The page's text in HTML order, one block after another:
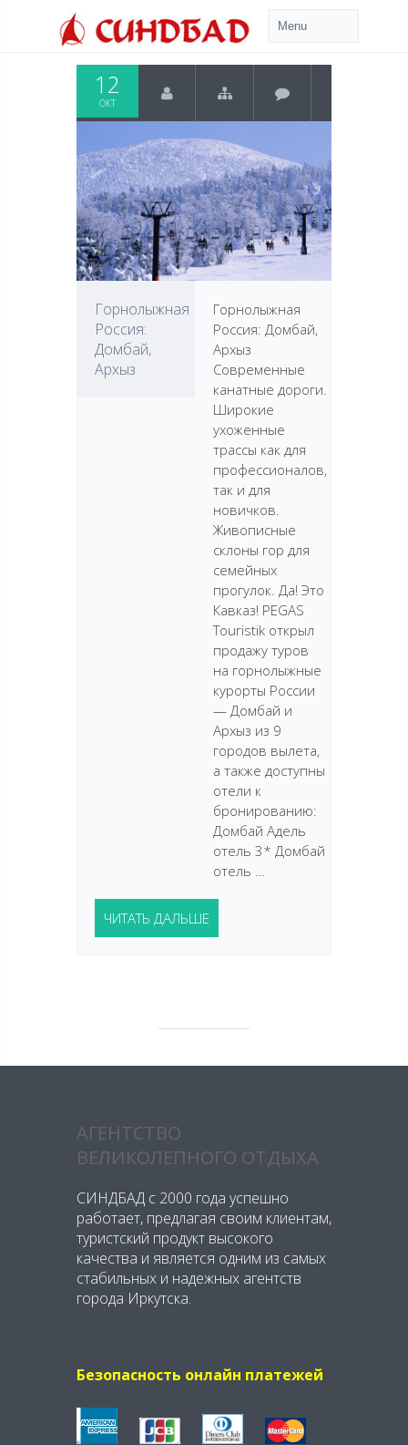
12
ОКТ
Горнолыжная
Россия:
Домбай,
Архыз
Горнолыжная
Россия: Домбай,
Архыз
Современные
канатные дороги.
Широкие
ухоженные
трассы как для
профессионалов,
так и для
новичков.
Живописные
склоны гор для
семейных
прогулок. Да! Это
Кавказ! PEGAS
Touristik открыл
продажу туров
на горнолыжные
курорты России
— Домбай и
Архыз из 9
городов вылета,
а также доступны
отели к
бронированию:
Домбай Адель
отель 3* Домбай
отель …
ЧИТАТЬ ДАЛЬШЕ
АГЕНТСТВО
ВЕЛИКОЛЕПНОГО ОТДЫХА
СИНДБАД с 2000 года успешно
работает, предлагая своим клиентам,
туристский продукт высокого
качества и является одним из самых
стабильных и надежных агентств
города Иркутска.
Безопасность онлайн платежей